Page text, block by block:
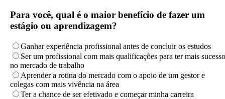
Para você, qual é o maior benefício de fazer um
estágio ou aprendizagem?
Ganhar experiência profissional antes de concluir os estudos
Ser um profissional com mais qualificações para ter mais sucesso
no mercado de trabalho
Aprender a rotina do mercado com o apoio de um gestor e
colegas com mais vivência na área
Ter a chance de ser efetivado e começar minha carreira